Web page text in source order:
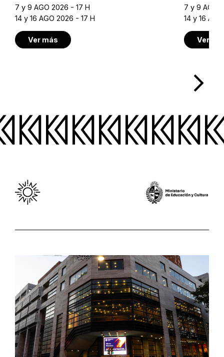
7 y 9 AGO 2026 - 17 H
14 y 16 AGO 2026 - 17 H
Ver más
7 y 9 AGO
14 y 16
Ver
arrow_forward_ios